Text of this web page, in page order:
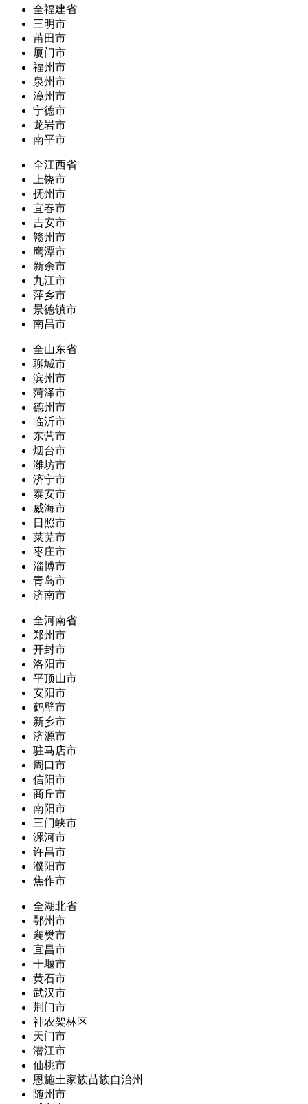
全福建省
三明市
莆田市
厦门市
福州市
泉州市
漳州市
宁德市
龙岩市
南平市
全江西省
上饶市
抚州市
宜春市
吉安市
赣州市
鹰潭市
新余市
九江市
萍乡市
景德镇市
南昌市
全山东省
聊城市
滨州市
菏泽市
德州市
临沂市
东营市
烟台市
潍坊市
济宁市
泰安市
威海市
日照市
莱芜市
枣庄市
淄博市
青岛市
济南市
全河南省
郑州市
开封市
洛阳市
平顶山市
安阳市
鹤壁市
新乡市
济源市
驻马店市
周口市
信阳市
商丘市
南阳市
三门峡市
漯河市
许昌市
濮阳市
焦作市
全湖北省
鄂州市
襄樊市
宜昌市
十堰市
黄石市
武汉市
荆门市
神农架林区
天门市
潜江市
仙桃市
恩施土家族苗族自治州
随州市